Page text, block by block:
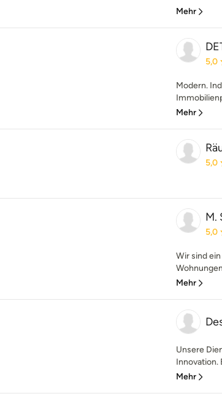
Mehr
5,0
Modern.
Mehr
5,0
M.
5,0
Wir sind
Mehr
Unsere
Innovation.
Mehr